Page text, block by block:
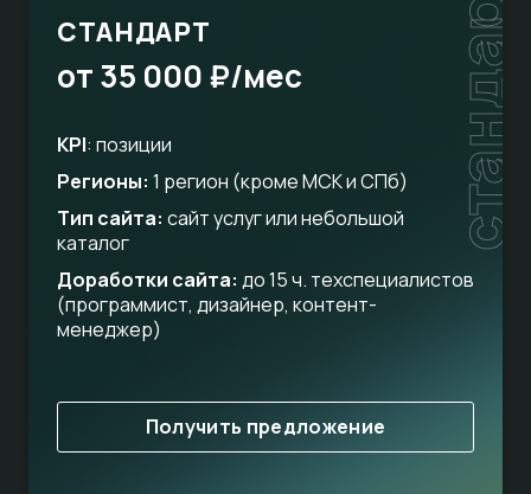
стандарт
СТАНДАРТ
от 35 000 ₽/мес
KPI: позиции
Регионы: 1 регион (кроме МСК и СПб)
Тип сайта: сайт услуг или небольшой
каталог
Доработки сайта: до 15 ч. техспециалистов
(программист, дизайнер, контент-
менеджер)
Получить предложение